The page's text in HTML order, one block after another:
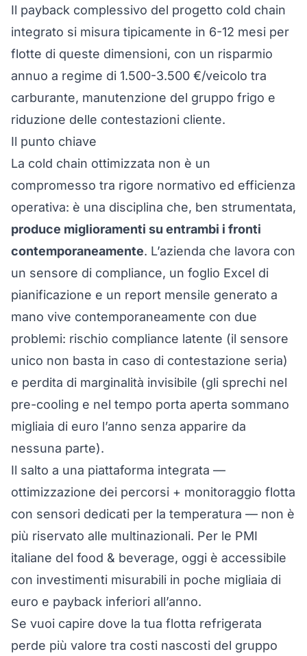
Il payback complessivo del progetto cold chain
integrato si misura tipicamente in 6-12 mesi per
flotte di queste dimensioni, con un risparmio
annuo a regime di 1.500-3.500 €/veicolo tra
carburante, manutenzione del gruppo frigo e
riduzione delle contestazioni cliente.
Il punto chiave
La cold chain ottimizzata non è un
compromesso tra rigore normativo ed efficienza
operativa: è una disciplina che, ben strumentata,
produce miglioramenti su entrambi i fronti
contemporaneamente. L’azienda che lavora con
un sensore di compliance, un foglio Excel di
pianificazione e un report mensile generato a
mano vive contemporaneamente con due
problemi: rischio compliance latente (il sensore
unico non basta in caso di contestazione seria)
e perdita di marginalità invisibile (gli sprechi nel
pre-cooling e nel tempo porta aperta sommano
migliaia di euro l’anno senza apparire da
nessuna parte).
Il salto a una piattaforma integrata —
ottimizzazione dei percorsi + monitoraggio flotta
con sensori dedicati per la temperatura — non è
più riservato alle multinazionali. Per le PMI
italiane del food & beverage, oggi è accessibile
con investimenti misurabili in poche migliaia di
euro e payback inferiori all’anno.
Se vuoi capire dove la tua flotta refrigerata
perde più valore tra costi nascosti del gruppo